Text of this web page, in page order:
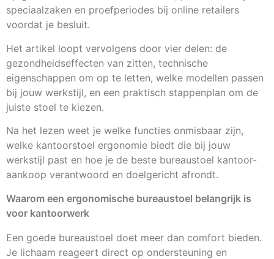
speciaalzaken en proefperiodes bij online retailers
voordat je besluit.
Het artikel loopt vervolgens door vier delen: de
gezondheidseffecten van zitten, technische
eigenschappen om op te letten, welke modellen passen
bij jouw werkstijl, en een praktisch stappenplan om de
juiste stoel te kiezen.
Na het lezen weet je welke functies onmisbaar zijn,
welke kantoorstoel ergonomie biedt die bij jouw
werkstijl past en hoe je de beste bureaustoel kantoor-
aankoop verantwoord en doelgericht afrondt.
Waarom een ergonomische bureaustoel belangrijk is
voor kantoorwerk
Een goede bureaustoel doet meer dan comfort bieden.
Je lichaam reageert direct op ondersteuning en